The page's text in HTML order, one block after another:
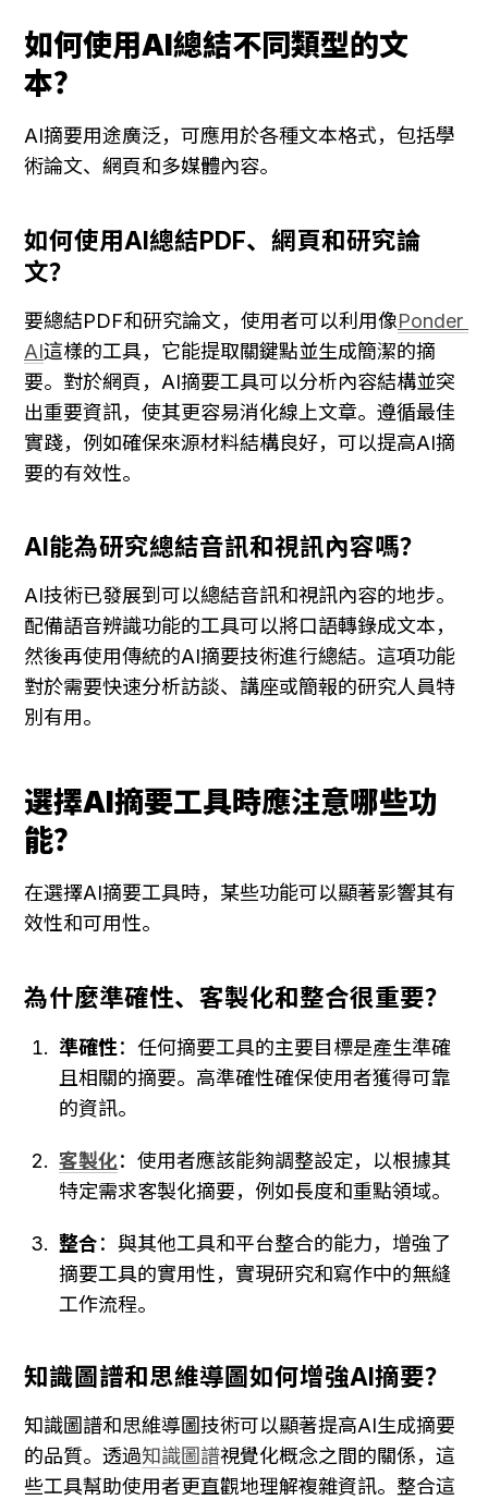
如何使用AI總結不同類型的文
本？
AI摘要用途廣泛，可應用於各種文本格式，包括學
術論文、網頁和多媒體內容。
如何使用AI總結PDF、網頁和研究論
文？
要總結PDF和研究論文，使用者可以利用像Ponder
AI這樣的工具，它能提取關鍵點並生成簡潔的摘
要。對於網頁，AI摘要工具可以分析內容結構並突
出重要資訊，使其更容易消化線上文章。遵循最佳
實踐，例如確保來源材料結構良好，可以提高AI摘
要的有效性。
AI能為研究總結音訊和視訊內容嗎？
AI技術已發展到可以總結音訊和視訊內容的地步。
配備語音辨識功能的工具可以將口語轉錄成文本，
然後再使用傳統的AI摘要技術進行總結。這項功能
對於需要快速分析訪談、講座或簡報的研究人員特
別有用。
選擇AI摘要工具時應注意哪些功
能？
在選擇AI摘要工具時，某些功能可以顯著影響其有
效性和可用性。
為什麼準確性、客製化和整合很重要？
準確性：任何摘要工具的主要目標是產生準確
且相關的摘要。高準確性確保使用者獲得可靠
的資訊。
客製化：使用者應該能夠調整設定，以根據其
特定需求客製化摘要，例如長度和重點領域。
整合：與其他工具和平台整合的能力，增強了
摘要工具的實用性，實現研究和寫作中的無縫
工作流程。
知識圖譜和思維導圖如何增強AI摘要？
知識圖譜和思維導圖技術可以顯著提高AI生成摘要
的品質。透過知識圖譜視覺化概念之間的關係，這
些工具幫助使用者更直觀地理解複雜資訊。整合這